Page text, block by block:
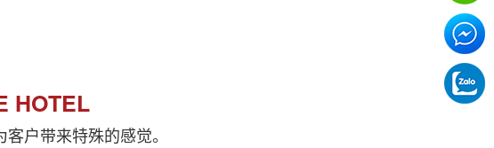
HOTEL
户带来特殊的感觉。